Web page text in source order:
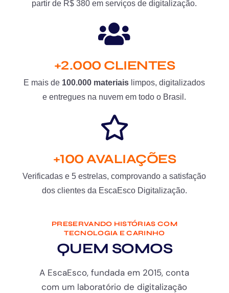
partir de R$ 380 em serviços de digitalização.
+2.000 CLIENTES
E mais de 100.000 materiais limpos, digitalizados
e entregues na nuvem em todo o Brasil.
+100 AVALIAÇÕES
Verificadas e 5 estrelas, comprovando a satisfação
dos clientes da EscaEsco Digitalização.
PRESERVANDO HISTÓRIAS COM
TECNOLOGIA E CARINHO
QUEM SOMOS
A EscaEsco, fundada em 2015, conta
com um laboratório de digitalização